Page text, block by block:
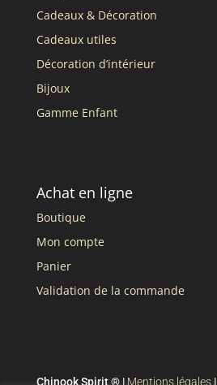
Cadeaux & Décoration
Cadeaux utiles
Décoration d’intérieur
Bijoux
Gamme Enfant
Achat en ligne
Boutique
Mon compte
Panier
Validation de la commande
Chinook Spirit ® | Mentions légales|